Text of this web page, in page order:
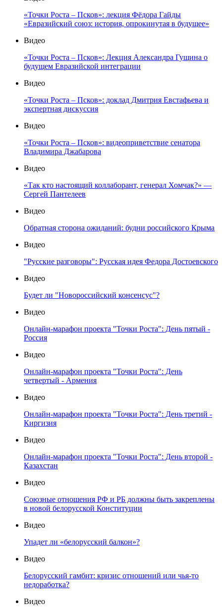
«Точки Роста – Псков»: лекция Фёдора Гайды
«Евразийский союз: история, опрокинутая в будущее»
Видео
«Точки Роста – Псков»: Лекция Александра Гущина о
будущем Евразийской интеграции
Видео
«Точки Роста – Псков»: доклад Дмитрия Евстафьева и
экспертная дискуссия
Видео
«Точки Роста – Псков»: видеоприветствие сенатора
Владимира Джабарова
Видео
«Так кто настоящий коллаборант, генерал Хомчак?» —
Сергей Пантелеев
Видео
Обратная сторона ожиданий: будни российского Крыма
Видео
"Русские разговоры": Русская идея Федора Достоевского
Видео
Будет ли "Новороссийский консенсус"?
Видео
Онлайн-марафон проекта "Точки Роста": День пятый -
Россия
Видео
Онлайн-марафон проекта "Точки Роста": День
четвертый - Армения
Видео
Онлайн-марафон проекта "Точки Роста": День третий -
Киргизия
Видео
Онлайн-марафон проекта "Точки Роста": День второй -
Казахстан
Видео
Союзные отношения РФ и РБ должны быть закреплены
в новой белорусской Конституции
Видео
Упадет ли «белорусский балкон»?
Видео
Белорусский гамбит: кризис отношений или чья-то
недоработка?
Видео